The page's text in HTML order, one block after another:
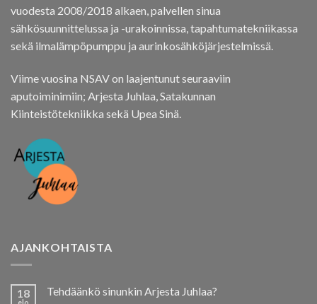
vuodesta 2008/2018 alkaen, palvellen sinua
sähkösuunnittelussa ja -urakoinnissa, tapahtumatekniikassa
sekä ilmalämpöpumppu ja aurinkosähköjärjestelmissä.
Viime vuosina NSAV on laajentunut seuraaviin
aputoiminimiin; Arjesta Juhlaa, Satakunnan
Kiinteistötekniikka sekä Upea Sinä.
AJANKOHTAISTA
18
elo
Tehdäänkö sinunkin Arjesta Juhlaa?